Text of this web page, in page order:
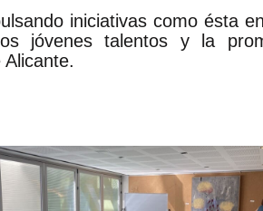
iniciativas como ésta
jóvenes talentos y la